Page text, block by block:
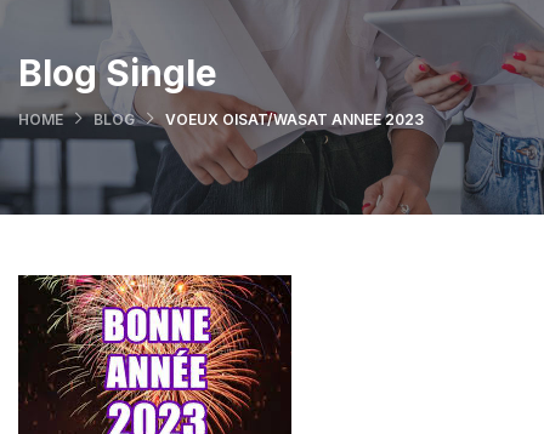
Blog Single
HOME BLOG VOEUX OISAT/WASAT ANNEE 2023